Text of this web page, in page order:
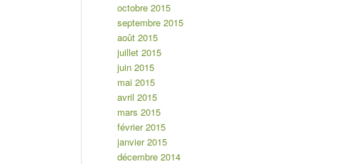
octobre 2015
septembre 2015
août 2015
juillet 2015
juin 2015
mai 2015
avril 2015
mars 2015
février 2015
janvier 2015
décembre 2014